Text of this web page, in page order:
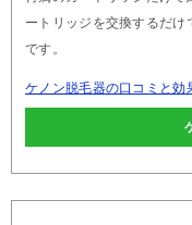
ートリッジを交換するだ
です。
ケノン脱毛器の口コミと効